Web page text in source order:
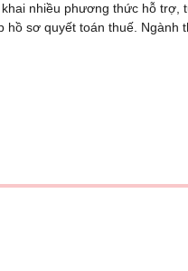
Doanh nghiệp
Thông tin doanh
Săn Tour
nhiều phương thức hỗ trợ,
sơ quyết toán thuế.